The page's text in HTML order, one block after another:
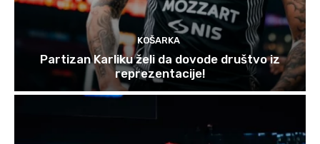
KOŠARKA
Partizan Karliku želi da dovode društvo iz
reprezentacije!